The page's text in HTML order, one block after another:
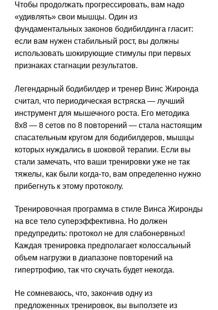
Чтобы продолжать прогрессировать, вам надо
«удивлять» свои мышцы. Один из
фундаментальных законов бодибилдинга гласит:
если вам нужен стабильный рост, вы должны
использовать шокирующие стимулы при первых
признаках стагнации результатов.
Легендарный бодибилдер и тренер Винс Жиронда
считал, что периодическая встряска — лучший
инструмент для мышечного роста. Его методика
8х8 — 8 сетов по 8 повторений — стала настоящим
спасательным кругом для бодибилдеров, мышцы
которых нуждались в шоковой терапии. Если вы
стали замечать, что ваши тренировки уже не так
тяжелы, как были когда-то, вам определенно нужно
прибегнуть к этому протоколу.
Тренировочная программа в стиле Винса Жиронды
на все тело суперэффективна. Но должен
предупредить: протокол не для слабонервных!
Каждая тренировка предполагает колоссальный
объем нагрузки в диапазоне повторений на
гипертрофию, так что скучать будет некогда.
Не сомневаюсь, что, закончив одну из
предложенных тренировок, вы выползете из